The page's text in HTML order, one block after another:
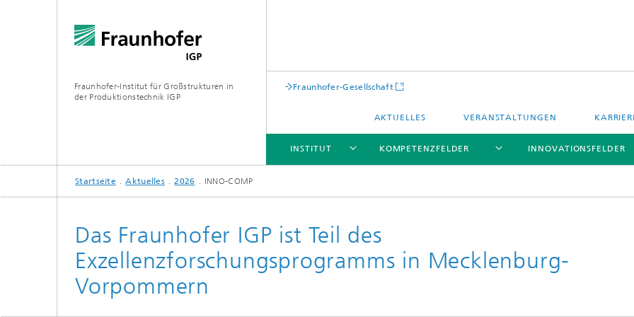
Fraunhofer-Institut für Großstrukturen in
der Produktionstechnik IGP
Fraunhofer-Gesellschaft
AKTUELLES VERANSTALTUNGEN
INSTITUT
INSTITUT
KOMPETENZFELDER
KOMPETENZFELDER
INNOVATIONSFELDER
INNOVATIONSFELDER
PUBLIKATIONEN
KONTAKT
Startseite Aktuelles 2026 INNO-COMP
Das Fraunhofer IGP ist Teil des
Exzellenzforschungsprogramms in Mecklenburg-
Vorpommern